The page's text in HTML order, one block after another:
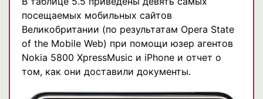
посещаемых мобильных сайтов
Великобритании (по результатам Opera State
of the Mobile Web) при помощи юзер агентов
Nokia 5800 XpressMusic и iPhone и отчет о
том, как они доставили документы.